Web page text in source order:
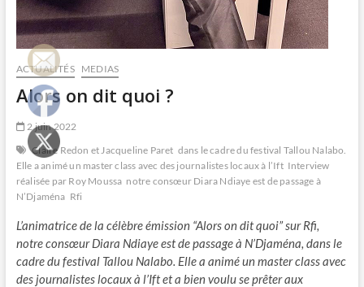
ACTUALITÉS MEDIAS
Alors on dit quoi ?
2 juin 2022
Claire Redon et Jacqueline Paret dans le cadre du festival Tallou Nalabo.
Elle a animé un master class avec des journalistes locaux à l’Ift Interview
réalisée par Roy Moussa notre consœur Diara Ndiaye est de passage à
N’Djaména Rfi
L’animatrice de la célèbre émission “Alors on dit quoi” sur Rfi,
notre consœur Diara Ndiaye est de passage à N’Djaména, dans le
cadre du festival Tallou Nalabo. Elle a animé un master class avec
des journalistes locaux à l’Ift et a bien voulu se prêter aux